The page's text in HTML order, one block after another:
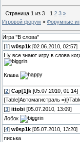
Страница 1 из 3 1 2 3 »
Игровой форум » Форумные
Игра "В слова"
[1 ] w0sp1k [02.06.2010, 02:57]
Ну все знают игру в слова
Клава
[2] Cap[1]k [05.07.2010, 01:14]
[Table]Автомагистраль =)[/
[3] ittobi [05.07.2010, 13:09]
Лобок
[4] w0sp1k [05.07.2010, 13:20]
писька